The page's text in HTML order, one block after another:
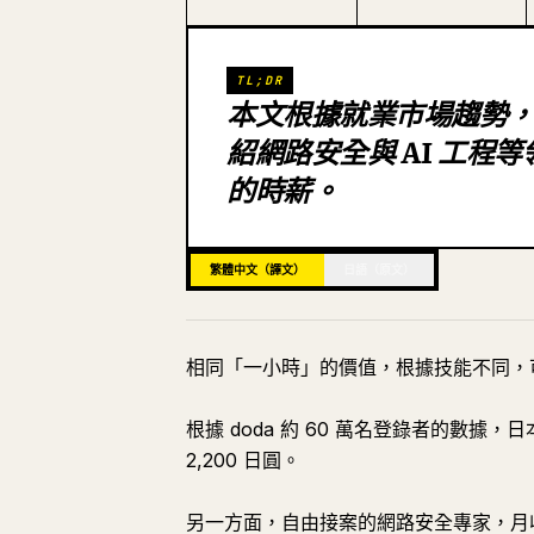
TL;DR
本文根據就業市場趨勢
紹網路安全與 AI 工程
的時薪。
繁體中文（譯文）
相同「一小時」的價值，根據技能不同
根據 doda 約 60 萬名登錄者的數據，
2,200 日圓。
另一方面，自由接案的網路安全專家，